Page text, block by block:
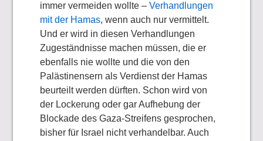
immer vermeiden wollte –Verhandlungen
mit der Hamas, wenn auch nur vermittelt.
Und er wird in diesen Verhandlungen
Zugeständnisse machen müssen, die er
ebenfalls nie wollte und die von den
Palästinensern als Verdienst der Hamas
beurteilt werden dürften. Schon wird von
der Lockerung oder gar Aufhebung der
Blockade des Gaza-Streifens gesprochen,
bisher für Israel nicht verhandelbar. Auch